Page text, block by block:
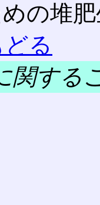
めの堆
どる
関する